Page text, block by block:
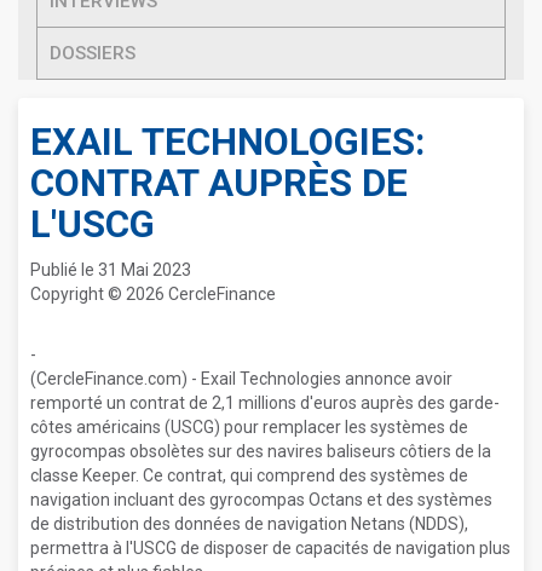
DOSSIERS
EXAIL TECHNOLOGIES:
CONTRAT AUPRÈS DE
L'USCG
Publié le 31 Mai 2023
Copyright © 2026 CercleFinance
-
(CercleFinance.com) - Exail Technologies annonce avoir
remporté un contrat de 2,1 millions d'euros auprès des garde-
côtes américains (USCG) pour remplacer les systèmes de
gyrocompas obsolètes sur des navires baliseurs côtiers de la
classe Keeper. Ce contrat, qui comprend des systèmes de
navigation incluant des gyrocompas Octans et des systèmes
de distribution des données de navigation Netans (NDDS),
permettra à l'USCG de disposer de capacités de navigation plus